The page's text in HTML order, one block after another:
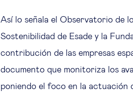
Así lo señala el Observatorio de
Sostenibilidad de Esade y la
contribución de las empresas
documento que monitoriza los
poniendo el foco en la actuación